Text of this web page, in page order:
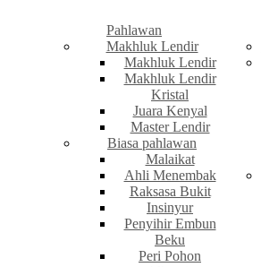
Pahlawan
Makhluk Lendir
Makhluk Lendir
Makhluk Lendir
Kristal
Juara Kenyal
Master Lendir
Biasa pahlawan
Malaikat
Ahli Menembak
Raksasa Bukit
Insinyur
Penyihir Embun
Beku
Peri Pohon